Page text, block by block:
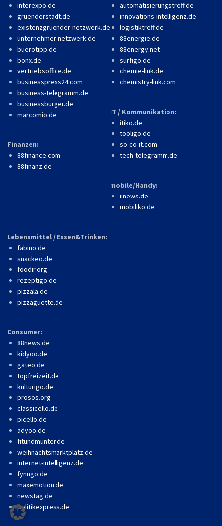
interexpo.de
gruenderstadt.de
existenzgruender-netzwerk.de
unternehmer-netzwerk.de
buerotipp.de
bonx.de
vertriebsoffice.de
businesspress24.com
business-telegramm.de
businessburger.de
marcomio.de
Finanzen:
88finance.com
88finanz.de
automatisierungstreff.de
innovations-intelligenz.de
logistiktreff.de
88energie.de
88energy.net
surfigo.de
chemie-link.de
chemistry-link.com
IT / Kommunikation:
itiko.de
tooligo.de
so-co-it.com
tech-telegramm.de
mobile/Handy:
iinews.de
mobiliko.de
Lebensmittel / Essen&Trinken:
fabino.de
snackeo.de
foodir.org
rezeptigo.de
pizzala.de
pizzaguette.de
Consumer:
88news.de
kidyoo.de
gateo.de
topfreizeit.de
kulturigo.de
prosos.org
classicello.de
picello.de
adyoo.de
fitundmunter.de
weihnachtsmarktplatz.de
internet-intelligenz.de
fynngo.de
maxemotion.de
newstag.de
politikexpress.de